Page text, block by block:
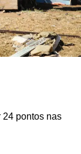
24 pontos nas